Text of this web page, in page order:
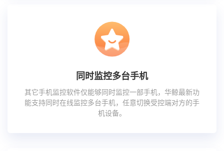
同时监控多台手机
其它手机监控软件仅能够同时监控一部手机，华鲸最新功
能支持同时在线监控多台手机，任意切换受控端对方的手
机设备。